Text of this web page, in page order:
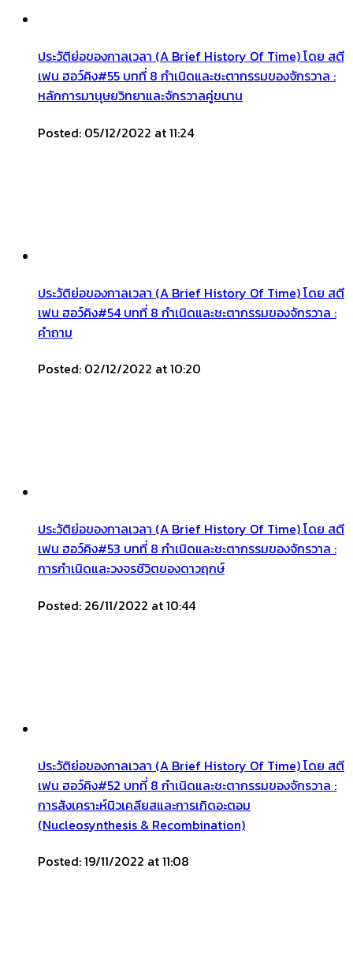
ประวัติย่อของกาลเวลา (A Brief History Of Time) โดย สตี
เฟน ฮอว์คิง#55 บทที่ 8 กำเนิดและชะตากรรมของจักรวาล :
หลักการมานุษยวิทยาและจักรวาลคู่ขนาน
Posted: 05/12/2022 at 11:24
ประวัติย่อของกาลเวลา (A Brief History Of Time) โดย สตี
เฟน ฮอว์คิง#54 บทที่ 8 กำเนิดและชะตากรรมของจักรวาล :
คำถาม
Posted: 02/12/2022 at 10:20
ประวัติย่อของกาลเวลา (A Brief History Of Time) โดย สตี
เฟน ฮอว์คิง#53 บทที่ 8 กำเนิดและชะตากรรมของจักรวาล :
การกำเนิดและวงจรชีวิตของดาวฤกษ์
Posted: 26/11/2022 at 10:44
ประวัติย่อของกาลเวลา (A Brief History Of Time) โดย สตี
เฟน ฮอว์คิง#52 บทที่ 8 กำเนิดและชะตากรรมของจักรวาล :
การสังเคราะห์นิวเคลียสและการเกิดอะตอม
(Nucleosynthesis & Recombination)
Posted: 19/11/2022 at 11:08